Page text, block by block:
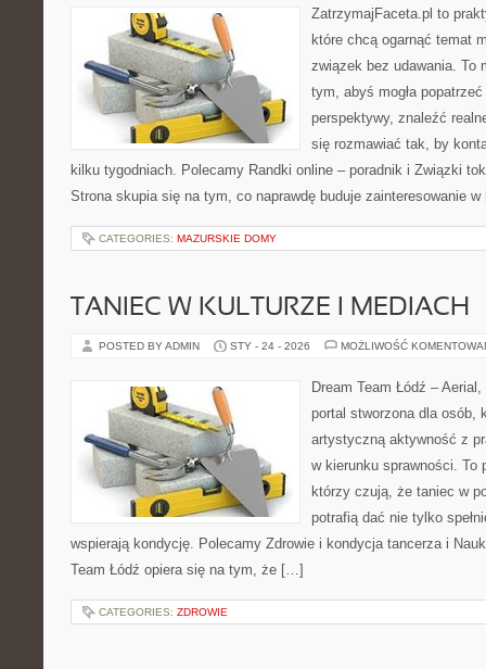
ZatrzymajFaceta.pl to
które chcą ogarnąć temat
związek bez udawania. To
tym, abyś mogła
perspektywy, znaleźć
się rozmawiać tak, by
kilku tygodniach. Polecamy Randki online – poradnik i Związki
Strona skupia się na tym, co naprawdę buduje zainteresowanie
CATEGORIES: MAZURSKIE DOMY
TANIEC W KULTURZE I MEDIACH
POSTED BY ADMIN STY - 24 - 2026 MOŻLIWOŚĆ
Dream Team Łódź –
portal stworzona dla osób,
artystyczną aktywność z
w kierunku sprawności. To
którzy czują, że taniec w
potrafią dać nie tylko
wspierają kondycję. Polecamy Zdrowie i kondycja tancerza i
Team Łódź opiera się na tym, że […]
CATEGORIES: ZDROWIE